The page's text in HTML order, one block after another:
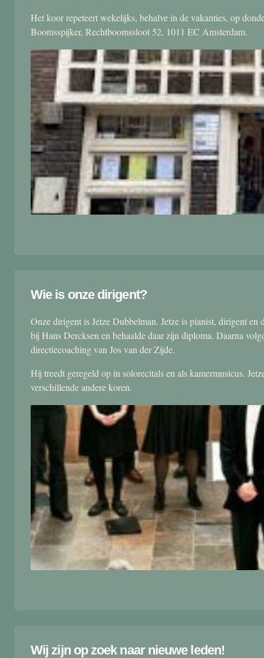
Het koor repeteert wekelijks, behalve in de vakanties, op
Boomsspijker, Rechtboomssloot 52, 1011 EC Amsterdam.
Wie is onze dirigent?
Onze dirigent is Jetze Dubbelman. Jetze is pianist, dirigent
bij Hans Dercksen en behaalde daar zijn diploma. Daarna
directiecoaching van Jos van der Zijde.
Hij treedt geregeld op in solorecitals en als kamermusicus.
verschillende andere koren.
Wij zijn op zoek naar nieuwe leden!